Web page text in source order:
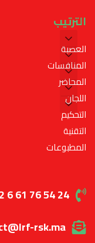
الترتيب
العصبة
المنافسات
المحاضر
اللجان
التحكيم
التقنية
المطبوعات
6 61 76 54 24
rsk.ma